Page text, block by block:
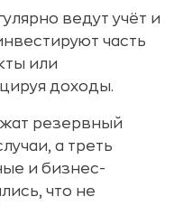
ведут учёт и
часть
или
доходы.
резервный
а треть
и бизнес-
что не